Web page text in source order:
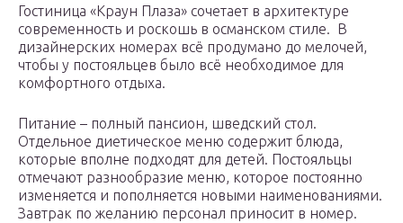
Гостиница «Краун Плаза» сочетает в архитектуре
современность и роскошь в османском стиле. В
дизайнерских номерах всё продумано до мелочей,
чтобы у постояльцев было всё необходимое для
комфортного отдыха.
Питание – полный пансион, шведский стол.
Отдельное диетическое меню содержит блюда,
которые вполне подходят для детей. Постояльцы
отмечают разнообразие меню, которое постоянно
изменяется и пополняется новыми наименованиями.
Завтрак по желанию персонал приносит в номер.